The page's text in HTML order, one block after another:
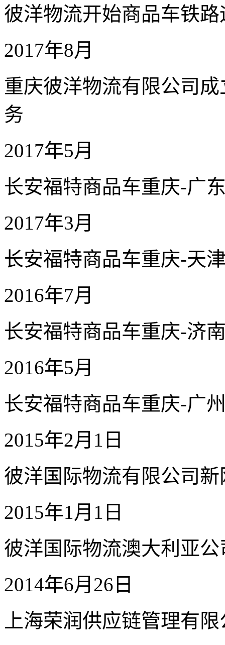
彼洋物流开始商品车铁
2017年8月
重庆彼洋物流有限公司
务
2017年5月
长安福特商品车重庆-广
2017年3月
长安福特商品车重庆-天
2016年7月
长安福特商品车重庆-济
2016年5月
长安福特商品车重庆-广
2015年2月1日
彼洋国际物流有限公司
2015年1月1日
彼洋国际物流澳大利亚
2014年6月26日
上海荣润供应链管理有